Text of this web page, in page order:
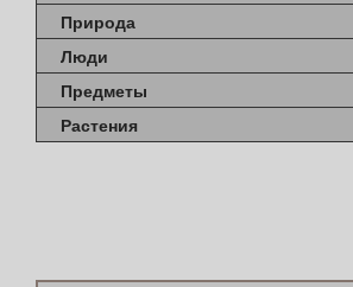
Природа
Люди
Предметы
Растения